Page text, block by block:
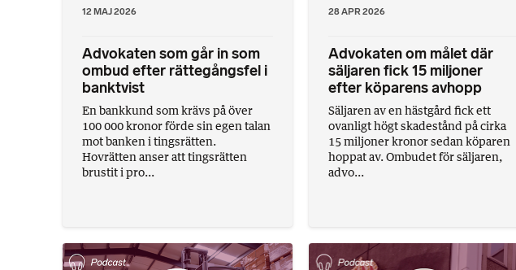
12 MAJ 2026
Advokaten som går in som
ombud efter rättegångsfel i
banktvist
En bankkund som krävs på över
100 000 kronor förde sin egen talan
mot banken i tingsrätten.
Hovrätten anser att tingsrätten
brustit i pro...
28 APR 2026
Advokaten om målet där
säljaren fick 15 miljoner
efter köparens avhopp
Säljaren av en hästgård fick ett
ovanligt högt skadestånd på cirka
15 miljoner kronor sedan köparen
hoppat av. Ombudet för säljaren,
advo...